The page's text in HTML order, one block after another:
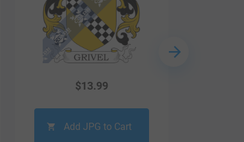
$13.99
Add JPG to Cart